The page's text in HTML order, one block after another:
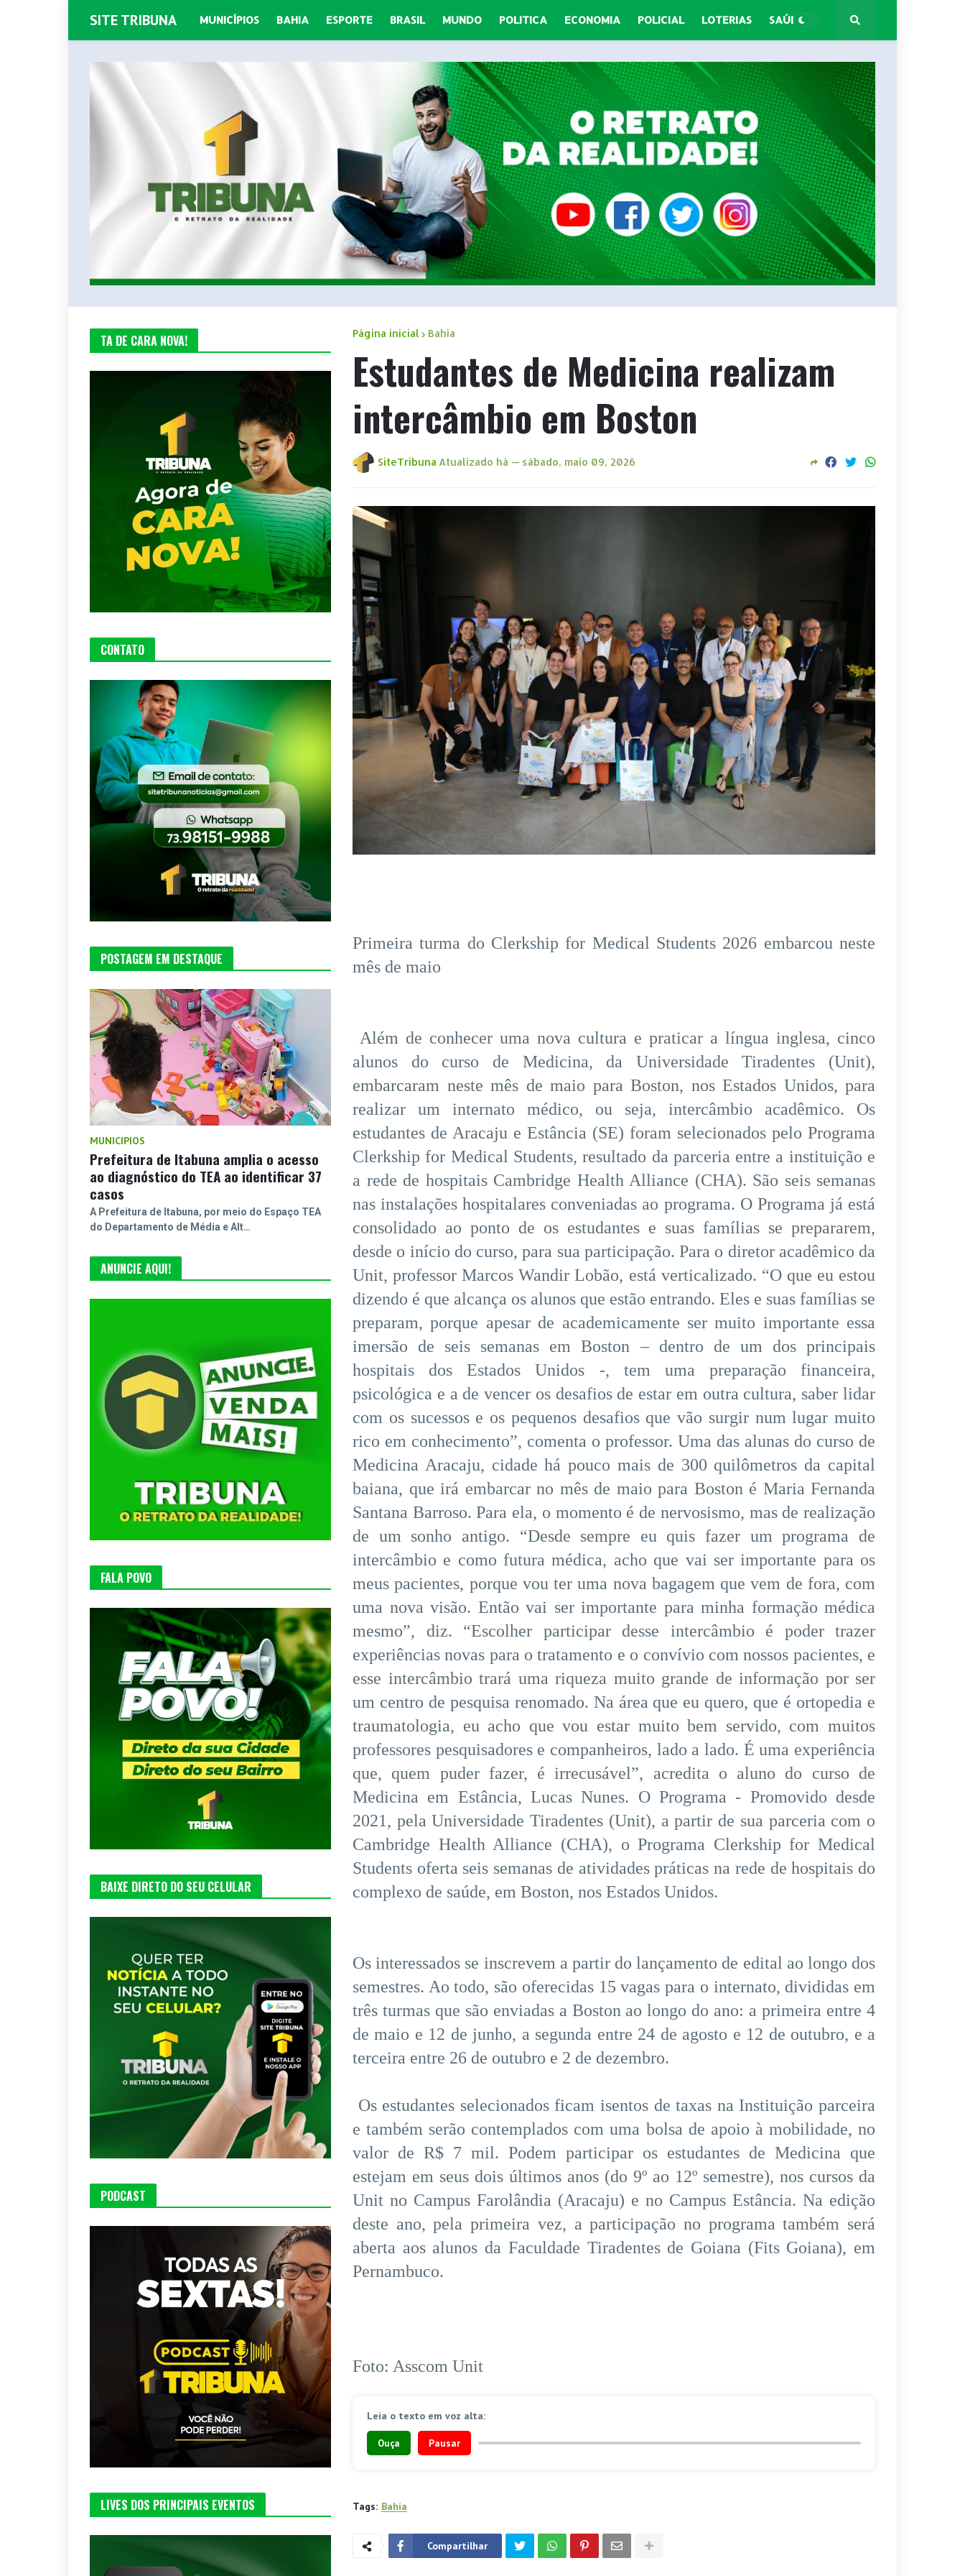
SITE TRIBUNA MUNICÍPIOS BAHIA ESPORTE BRASIL MUNDO POLITICA ECONOMIA POLICIAL LOTERIAS SAÚDE
Página inicial Bahia
Estudantes de Medicina realizam
intercâmbio em Boston
SiteTribuna Atualizado há — sábado, maio 09, 2026
Primeira turma do Clerkship for Medical Students 2026 embarcou neste
mês de maio
Além de conhecer uma nova cultura e praticar a língua inglesa, cinco
alunos do curso de Medicina, da Universidade Tiradentes (Unit),
embarcaram neste mês de maio para Boston, nos Estados Unidos, para
realizar um internato médico, ou seja, intercâmbio acadêmico. Os
estudantes de Aracaju e Estância (SE) foram selecionados pelo Programa
Clerkship for Medical Students, resultado da parceria entre a instituição e
a rede de hospitais Cambridge Health Alliance (CHA). São seis semanas
nas instalações hospitalares conveniadas ao programa. O Programa já está
consolidado ao ponto de os estudantes e suas famílias se prepararem,
desde o início do curso, para sua participação. Para o diretor acadêmico da
Unit, professor Marcos Wandir Lobão, está verticalizado. “O que eu estou
dizendo é que alcança os alunos que estão entrando. Eles e suas famílias se
preparam, porque apesar de academicamente ser muito importante essa
imersão de seis semanas em Boston – dentro de um dos principais
hospitais dos Estados Unidos -, tem uma preparação financeira,
psicológica e a de vencer os desafios de estar em outra cultura, saber lidar
com os sucessos e os pequenos desafios que vão surgir num lugar muito
rico em conhecimento”, comenta o professor. Uma das alunas do curso de
Medicina Aracaju, cidade há pouco mais de 300 quilômetros da capital
baiana, que irá embarcar no mês de maio para Boston é Maria Fernanda
Santana Barroso. Para ela, o momento é de nervosismo, mas de realização
de um sonho antigo. “Desde sempre eu quis fazer um programa de
intercâmbio e como futura médica, acho que vai ser importante para os
meus pacientes, porque vou ter uma nova bagagem que vem de fora, com
uma nova visão. Então vai ser importante para minha formação médica
mesmo”, diz. “Escolher participar desse intercâmbio é poder trazer
experiências novas para o tratamento e o convívio com nossos pacientes, e
esse intercâmbio trará uma riqueza muito grande de informação por ser
um centro de pesquisa renomado. Na área que eu quero, que é ortopedia e
traumatologia, eu acho que vou estar muito bem servido, com muitos
professores pesquisadores e companheiros, lado a lado. É uma experiência
que, quem puder fazer, é irrecusável”, acredita o aluno do curso de
Medicina em Estância, Lucas Nunes. O Programa - Promovido desde
2021, pela Universidade Tiradentes (Unit), a partir de sua parceria com o
Cambridge Health Alliance (CHA), o Programa Clerkship for Medical
Students oferta seis semanas de atividades práticas na rede de hospitais do
complexo de saúde, em Boston, nos Estados Unidos.
Os interessados se inscrevem a partir do lançamento de edital ao longo dos
semestres. Ao todo, são oferecidas 15 vagas para o internato, divididas em
três turmas que são enviadas a Boston ao longo do ano: a primeira entre 4
de maio e 12 de junho, a segunda entre 24 de agosto e 12 de outubro, e a
terceira entre 26 de outubro e 2 de dezembro.
Os estudantes selecionados ficam isentos de taxas na Instituição parceira
e também serão contemplados com uma bolsa de apoio à mobilidade, no
valor de R$ 7 mil. Podem participar os estudantes de Medicina que
estejam em seus dois últimos anos (do 9º ao 12º semestre), nos cursos da
Unit no Campus Farolândia (Aracaju) e no Campus Estância. Na edição
deste ano, pela primeira vez, a participação no programa também será
aberta aos alunos da Faculdade Tiradentes de Goiana (Fits Goiana), em
Pernambuco.
Foto: Asscom Unit
Leia o texto em voz alta:
Ouça Pausar
Tags: Bahia
Compartilhar
TA DE CARA NOVA!
CONTATO
POSTAGEM EM DESTAQUE
MUNICIPIOS
Prefeitura de Itabuna amplia o acesso
ao diagnóstico do TEA ao identificar 37
casos
A Prefeitura de Itabuna, por meio do Espaço TEA
do Departamento de Média e Alt…
ANUNCIE AQUI!
FALA POVO
BAIXE DIRETO DO SEU CELULAR
PODCAST
LIVES DOS PRINCIPAIS EVENTOS